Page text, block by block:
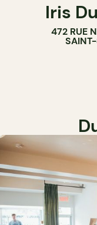
Iris
472 RUE